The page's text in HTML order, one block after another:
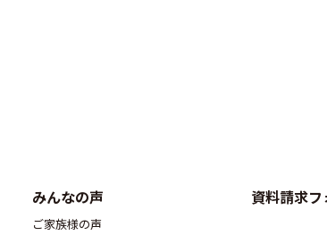
みんなの声
ご家族様の声
資料請求フ